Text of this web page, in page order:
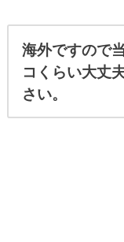
海外ですので
コくらい大丈
さい。